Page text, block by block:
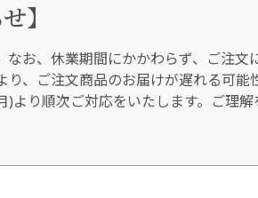
】
お、休業期間にかかわらず、ご注文
、ご注文商品のお届けが遅れる可能
り順次ご対応をいたします。ご理